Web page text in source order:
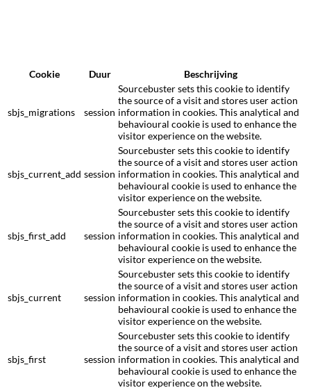
Cookie Duur Beschrijving
sbjs_migrations session
Sourcebuster sets this cookie to identify
the source of a visit and stores user action
information in cookies. This analytical and
behavioural cookie is used to enhance the
visitor experience on the website.
sbjs_current_add session
Sourcebuster sets this cookie to identify
the source of a visit and stores user action
information in cookies. This analytical and
behavioural cookie is used to enhance the
visitor experience on the website.
sbjs_first_add session
Sourcebuster sets this cookie to identify
the source of a visit and stores user action
information in cookies. This analytical and
behavioural cookie is used to enhance the
visitor experience on the website.
sbjs_current session
Sourcebuster sets this cookie to identify
the source of a visit and stores user action
information in cookies. This analytical and
behavioural cookie is used to enhance the
visitor experience on the website.
sbjs_first session
Sourcebuster sets this cookie to identify
the source of a visit and stores user action
information in cookies. This analytical and
behavioural cookie is used to enhance the
visitor experience on the website.